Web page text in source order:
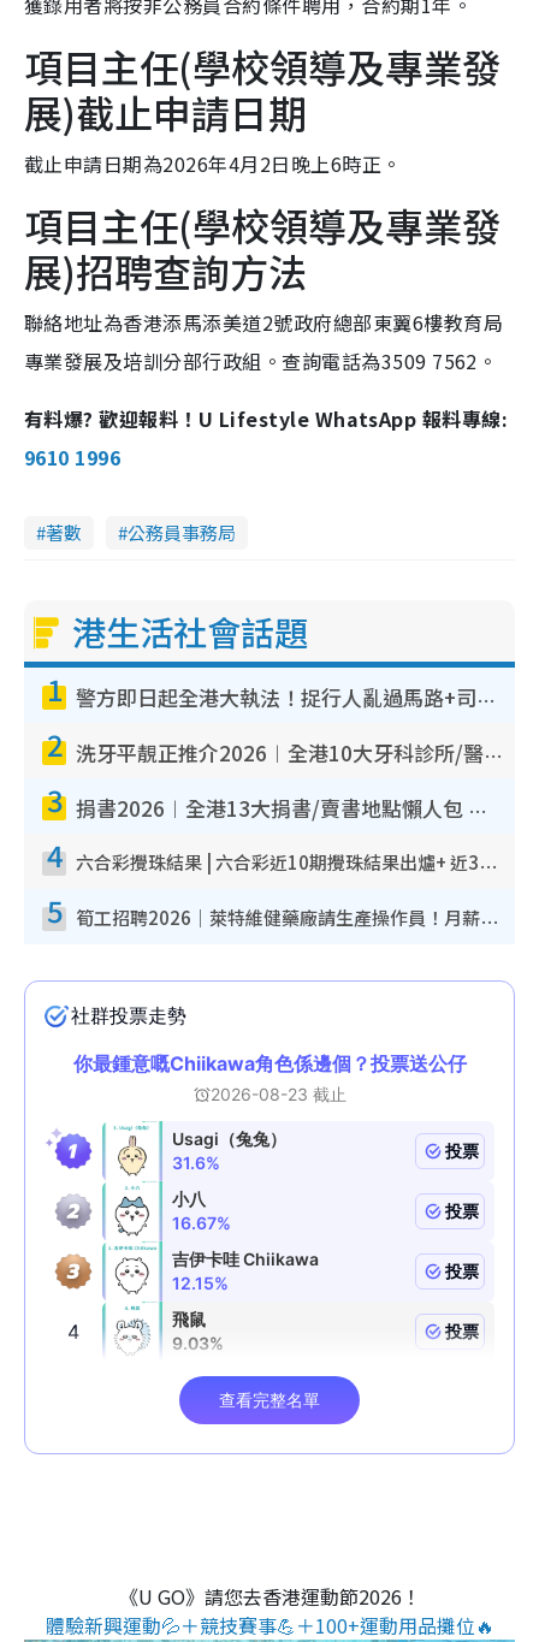
項目主任(學校領導及專業發
展)截止申請日期
截止申請日期為2026年4月2日晚上6時正。
項目主任(學校領導及專業發
展)招聘查詢方法
聯絡地址為香港添馬添美道2號政府總部東翼6樓教育局
專業發展及培訓分部行政組。查詢電話為3509 7562。
有料爆? 歡迎報料！U Lifestyle WhatsApp 報料專線:
9610 1996
著數 公務員事務局
港生活社會話題
1 警方即日起全港大執法！捉行人亂過馬路+司機不專注駕駛！亂過馬路罰$2000
2 洗牙平靚正推介2026︱全港10大牙科診所/醫院懶人包 夜診至8點/鎮靜潔牙/醫療券適用
3 捐書2026︱全港13大捐書/賣書地點懶人包 二手課本最高$150＋舊書換免費咖啡/戲票
4 六合彩攪珠結果 | 六合彩近10期攪珠結果出爐+ 近30期最旺熱門中獎號碼
5 筍工招聘2026｜萊特維健藥廠請生產操作員！月薪高達$1.7萬 冷氣廠房/五天工作/保證雙糧
《U GO》請您去香港運動節2026！
體驗新興運動💦＋競技賽事💪＋100+運動用品攤位🔥